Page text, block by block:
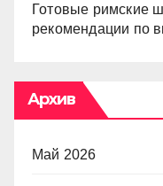
Готовые римские
рекомендации по
Архив
Май 2026